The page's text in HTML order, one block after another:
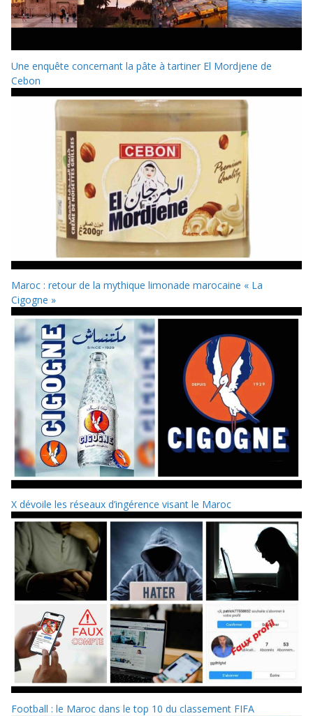
Une enquête concernant la pâte à tartiner El Mordjene de
Cebon
Maroc : retour de la mythique limonade marocaine « La
Cigogne »
X dévoile les réseaux d’ingérence visant le Maroc
Football : le Maroc dans le top 10 du classement FIFA